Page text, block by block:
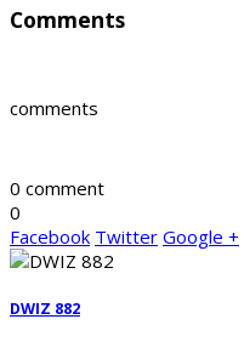
Comments
comments
0 comment
0
Facebook Twitter Google +
DWIZ 882